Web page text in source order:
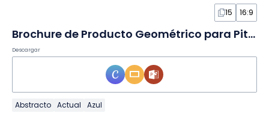
15 16:9
Brochure de Producto Geométrico para Pitch en Diapositivas
Descargar
Abstracto Actual Azul